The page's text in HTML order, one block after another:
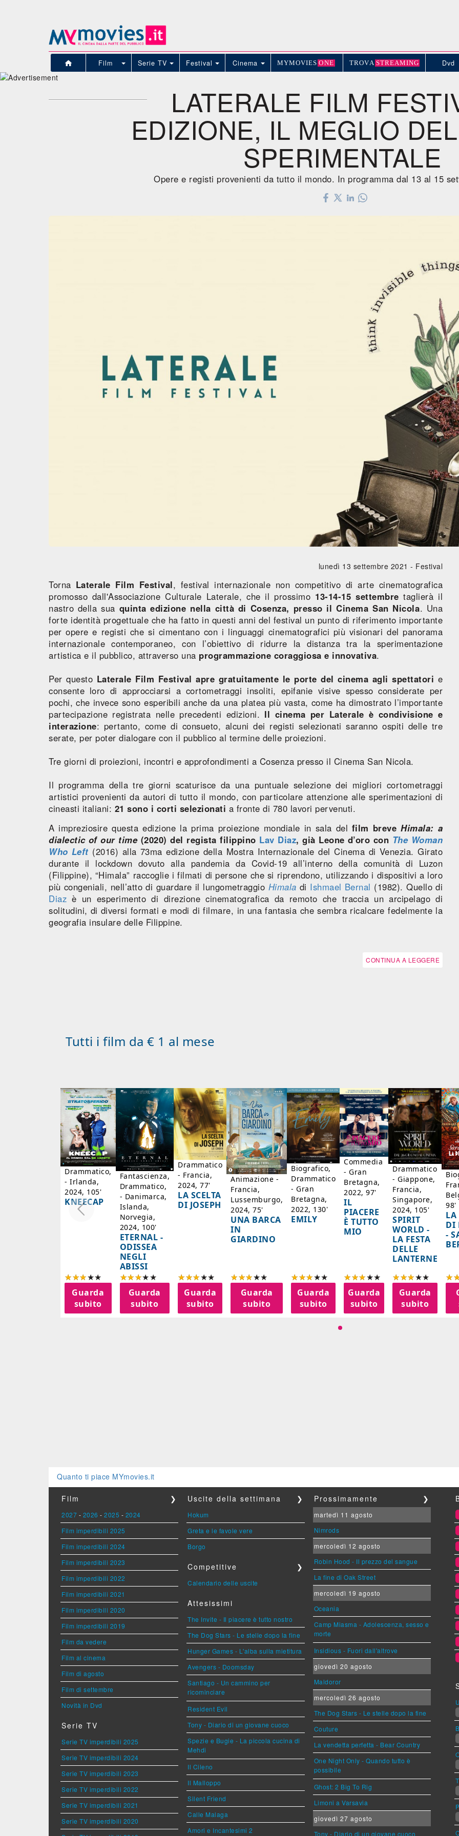
Film Serie TV Festival Cinema MYMOVIES ONE TROVA STREAMING Dvd
LATERALE FILM
EDIZIONE, IL MEGLIO
SPERIMENTALE
Opere e registi provenienti da tutto il mondo. In programma dal 13 al 15
lunedì 13 settembre 2021 - Festival
Torna Laterale Film Festival, festival internazionale non competitivo di arte cinematografica
promosso dall'Associazione Culturale Laterale, che il prossimo 13-14-15 settembre taglierà il
nastro della sua quinta edizione nella città di Cosenza, presso il Cinema San Nicola. Una
forte identità progettuale che ha fatto in questi anni del festival un punto di riferimento importante
per opere e registi che si cimentano con i linguaggi cinematografici più visionari del panorama
internazionale contemporaneo, con l’obiettivo di ridurre la distanza tra la sperimentazione
artistica e il pubblico, attraverso una programmazione coraggiosa e innovativa.
Per questo Laterale Film Festival apre gratuitamente le porte del cinema agli spettatori e
consente loro di approcciarsi a cortometraggi insoliti, epifanie visive spesso considerate per
pochi, che invece sono esperibili anche da una platea più vasta, come ha dimostrato l’importante
partecipazione registrata nelle precedenti edizioni. Il cinema per Laterale è condivisione e
interazione: pertanto, come di consueto, alcuni dei registi selezionati saranno ospiti delle tre
serate, per poter dialogare con il pubblico al termine delle proiezioni.
Tre giorni di proiezioni, incontri e approfondimenti a Cosenza presso il Cinema San Nicola.
Il programma della tre giorni scaturisce da una puntuale selezione dei migliori cortometraggi
artistici provenienti da autori di tutto il mondo, con particolare attenzione alle sperimentazioni di
cineasti italiani: 21 sono i corti selezionati a fronte di 780 lavori pervenuti.
A impreziosire questa edizione la prima proiezione mondiale in sala del film breveHimala: a
dialectic of our time(2020) del regista filippino Lav Diaz, già Leone d’oro con The Woman
Who Left (2016) alla 73ma edizione della Mostra Internazionale del Cinema di Venezia. Girato
durante il lockdown dovuto alla pandemia da Covid-19 all’interno della comunità di Luzon
(Filippine), “Himala” raccoglie i filmati di persone che si riprendono, utilizzando i dispositivi a loro
più congeniali, nell’atto di guardare il lungometraggio Himala di Ishmael Bernal (1982). Quello di
Diaz è un esperimento di direzione cinematografica da remoto che traccia un arcipelago di
solitudini, di diversi formati e modi di filmare, in una fantasia che sembra ricalcare fedelmente la
geografia insulare delle Filippine.
CONTINUA A LEGGERE
Tutti i film da € 1 al mese
Drammatico,
- Irlanda,
2024, 105'
KNEECAP
Guarda
subito
Fantascienza,
Drammatico,
- Danimarca,
Islanda,
Norvegia,
2024, 100'
ETERNAL -
ODISSEA
NEGLI
ABISSI
Guarda
subito
Drammatico
- Francia,
2024, 77'
LA SCELTA
DI JOSEPH
Guarda
subito
Animazione -
Francia,
Lussemburgo,
2024, 75'
UNA BARCA
IN
GIARDINO
Guarda
subito
Biografico,
Drammatico
- Gran
Bretagna,
2022, 130'
EMILY
Guarda
subito
Commedia
- Gran
Bretagna,
2022, 97'
IL
PIACERE
È TUTTO
MIO
Guarda
subito
Drammatico
- Giappone,
Francia,
Singapore,
2024, 105'
SPIRIT
WORLD -
LA FESTA
DELLE
LANTERNE
Guarda
subito
98'
DI
-
Quanto ti piace MYmovies.it
Film ❯
2027 - 2026 - 2025 - 2024
Film imperdibili 2025
Film imperdibili 2024
Film imperdibili 2023
Film imperdibili 2022
Film imperdibili 2021
Film imperdibili 2020
Film imperdibili 2019
Film da vedere
Film al cinema
Film di agosto
Film di settembre
Novità in Dvd
Serie TV
Serie TV imperdibili 2025
Serie TV imperdibili 2024
Serie TV imperdibili 2023
Serie TV imperdibili 2022
Serie TV imperdibili 2021
Serie TV imperdibili 2020
Uscite della settimana ❯
Hokum
Greta e le favole vere
Borgo
Competitive ❯
Calendario delle uscite
Attesissimi
The Invite - Il piacere è tutto nostro
The Dog Stars - Le stelle dopo la fine
Hunger Games - L'alba sulla mietitura
Avengers - Doomsday
Santiago - Un cammino per
ricominciare
Resident Evil
Tony - Diario di un giovane cuoco
Spezie e Bugie - La piccola cucina di
Mehdi
Il Cileno
Il Malloppo
Silent Friend
Calle Malaga
Amori e Incantesimi 2
Prossimamente ❯
martedì 11 agosto
Nimrods
mercoledì 12 agosto
Robin Hood - Il prezzo del sangue
La fine di Oak Street
mercoledì 19 agosto
Oceania
Camp Miasma - Adolescenza, sesso e
morte
Insidious - Fuori dall'altrove
giovedì 20 agosto
Maldoror
mercoledì 26 agosto
The Dog Stars - Le stelle dopo la fine
Couture
La vendetta perfetta - Bear Country
One Night Only - Quando tutto è
possibile
Ghost: 2 Big To Rig
Limoni a Varsavia
giovedì 27 agosto
Tony - Diario di un giovane cuoco